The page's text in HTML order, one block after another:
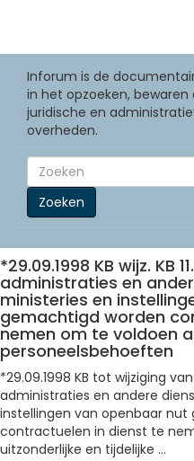
Inforum is de
in het opzoeken,
juridische en
overheden.
Zoeken
*29.09.1998 KB wijz. KB
administraties en
ministeries en
gemachtigd worden
nemen om te voldoen
personeelsbehoeften
*29.09.1998 KB tot wijziging van
administraties en andere
instellingen van openbaar
contractuelen in dienst te
uitzonderlijke en tijdelijke ...